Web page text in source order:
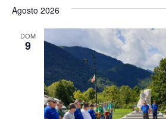
la
Agosto 2026
DOM
9